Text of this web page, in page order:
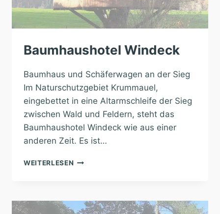
Baumhaushotel Windeck
Baumhaus und Schäferwagen an der Sieg
Im Naturschutzgebiet Krummauel,
eingebettet in eine Altarmschleife der Sieg
zwischen Wald und Feldern, steht das
Baumhaushotel Windeck wie aus einer
anderen Zeit. Es ist…
WEITERLESEN BAUMHAUSHOTEL